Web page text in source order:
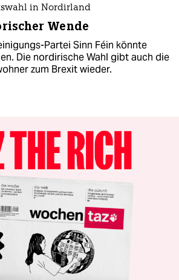
in Nordirland
Wende
Partei Sinn Féin könnte
Die nordirische Wahl gibt auch die
zum Brexit wieder.